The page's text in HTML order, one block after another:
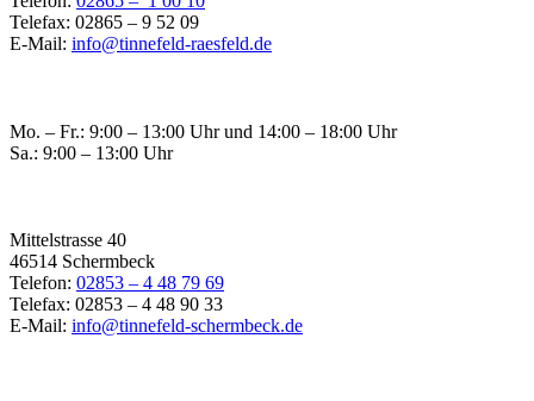
Telefax: 02865 – 9 52 09
E-Mail: info@tinnefeld-raesfeld.de
Mo. – Fr.: 9:00 – 13:00 Uhr und 14:00 – 18:00 Uhr
Sa.: 9:00 – 13:00 Uhr
Mittelstrasse 40
46514 Schermbeck
Telefon: 02853 – 4 48 79 69
Telefax: 02853 – 4 48 90 33
E-Mail: info@tinnefeld-schermbeck.de